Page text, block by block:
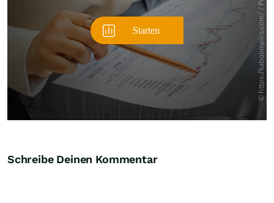
Schreibe Deinen Kommentar